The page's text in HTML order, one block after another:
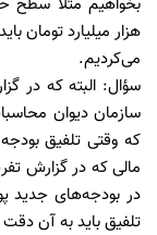
هزار میلیارد تومان
می‌کردیم.
سؤال: البته که در
سازمان دیوان
که وقتی تلفیق
مالی که در گزارش
در بودجه‌های جدید
تلفیق باید به آن